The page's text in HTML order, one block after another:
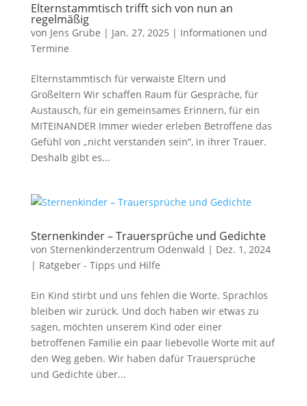
Elternstammtisch trifft sich von nun an
regelmäßig
von Jens Grube | Jan. 27, 2025 | Informationen und
Termine
Elternstammtisch für verwaiste Eltern und
Großeltern Wir schaffen Raum für Gespräche, für
Austausch, für ein gemeinsames Erinnern, für ein
MITEINANDER Immer wieder erleben Betroffene das
Gefühl von „nicht verstanden sein“, in ihrer Trauer.
Deshalb gibt es...
Sternenkinder – Trauersprüche und Gedichte
von Sternenkinderzentrum Odenwald | Dez. 1, 2024
| Ratgeber - Tipps und Hilfe
Ein Kind stirbt und uns fehlen die Worte. Sprachlos
bleiben wir zurück. Und doch haben wir etwas zu
sagen, möchten unserem Kind oder einer
betroffenen Familie ein paar liebevolle Worte mit auf
den Weg geben. Wir haben dafür Trauersprüche
und Gedichte über...